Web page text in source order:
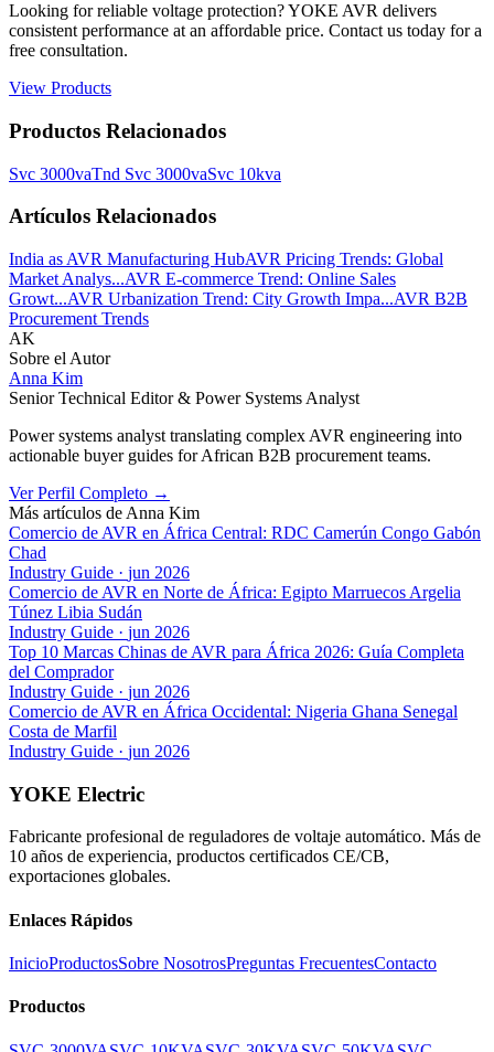
Looking for reliable voltage protection? YOKE AVR delivers
consistent performance at an affordable price. Contact us today for a
free consultation.
View Products
Productos Relacionados
Svc 3000vaTnd Svc 3000vaSvc 10kva
Artículos Relacionados
India as AVR Manufacturing HubAVR Pricing Trends: Global
Market Analys...AVR E-commerce Trend: Online Sales
Growt...AVR Urbanization Trend: City Growth Impa...AVR B2B
Procurement Trends
AK
Sobre el Autor
Anna Kim
Senior Technical Editor & Power Systems Analyst
Power systems analyst translating complex AVR engineering into
actionable buyer guides for African B2B procurement teams.
Ver Perfil Completo →
Más artículos de Anna Kim
Comercio de AVR en África Central: RDC Camerún Congo Gabón
Chad
Industry Guide · jun 2026
Comercio de AVR en Norte de África: Egipto Marruecos Argelia
Túnez Libia Sudán
Industry Guide · jun 2026
Top 10 Marcas Chinas de AVR para África 2026: Guía Completa
del Comprador
Industry Guide · jun 2026
Comercio de AVR en África Occidental: Nigeria Ghana Senegal
Costa de Marfil
Industry Guide · jun 2026
YOKE Electric
Fabricante profesional de reguladores de voltaje automático. Más de
10 años de experiencia, productos certificados CE/CB,
exportaciones globales.
Enlaces Rápidos
InicioProductosSobre NosotrosPreguntas FrecuentesContacto
Productos